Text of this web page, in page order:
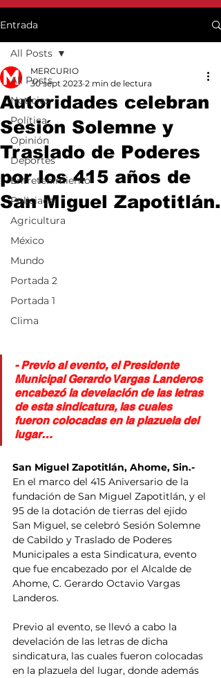
Entrada
All Posts
Noticias
Política
Opinión
Deportes
Entretenimiento
Policiaca
Agricultura
México
Mundo
Portada 2
Portada 1
Clima
All Posts
Autoridades celebran
Sesión Solemne y
Traslado de Poderes
por los 415 años de
San Miguel Zapotitlán.
MERCURIO
30 sept 2023 2 min de lectura
- Previo al evento, el Presidente
Municipal Gerardo Vargas Landeros
encabezó la develación de las letras
de esta sindicatura, las cuales
fueron colocadas en la plazuela del
lugar…
San Miguel Zapotitlán, Ahome, Sin.-
En el marco del 415 Aniversario de la
fundación de San Miguel Zapotitlán, y el
95 de la dotación de tierras del ejido
San Miguel, se celebró Sesión Solemne
de Cabildo y Traslado de Poderes
Municipales a esta Sindicatura, evento
que fue encabezado por el Alcalde de
Ahome, C. Gerardo Octavio Vargas
Landeros.
Previo al evento, se llevó a cabo la
develación de las letras de dicha
sindicatura, las cuales fueron colocadas
en la plazuela del lugar, donde además